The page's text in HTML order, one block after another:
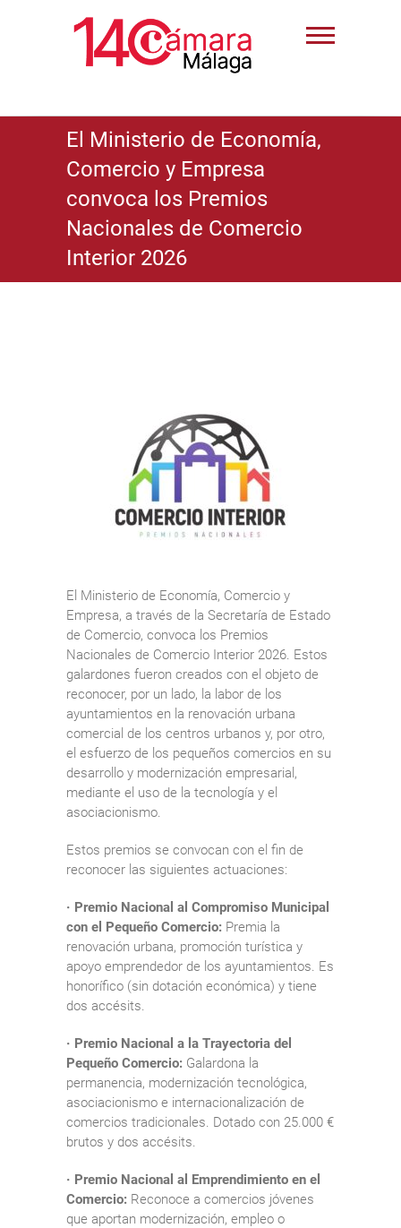
El Ministerio de Economía,
Comercio y Empresa
convoca los Premios
Nacionales de Comercio
Interior 2026
El Ministerio de Economía, Comercio y
Empresa, a través de la Secretaría de Estado
de Comercio, convoca los Premios
Nacionales de Comercio Interior 2026. Estos
galardones fueron creados con el objeto de
reconocer, por un lado, la labor de los
ayuntamientos en la renovación urbana
comercial de los centros urbanos y, por otro,
el esfuerzo de los pequeños comercios en su
desarrollo y modernización empresarial,
mediante el uso de la tecnología y el
asociacionismo.
Estos premios se convocan con el fin de
reconocer las siguientes actuaciones:
· Premio Nacional al Compromiso Municipal
con el Pequeño Comercio: Premia la
renovación urbana, promoción turística y
apoyo emprendedor de los ayuntamientos. Es
honorífico (sin dotación económica) y tiene
dos accésits.
· Premio Nacional a la Trayectoria del
Pequeño Comercio: Galardona la
permanencia, modernización tecnológica,
asociacionismo e internacionalización de
comercios tradicionales. Dotado con 25.000 €
brutos y dos accésits.
· Premio Nacional al Emprendimiento en el
Comercio: Reconoce a comercios jóvenes
que aportan modernización, empleo o